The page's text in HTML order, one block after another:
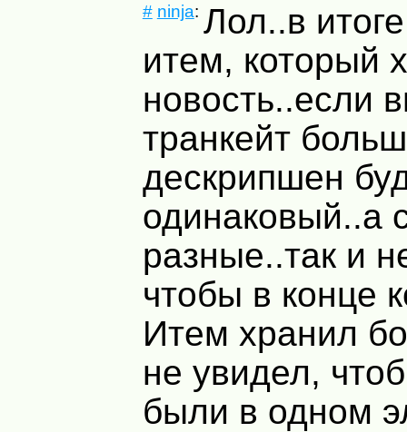
# ninja: Лол..в
итем, который
новость..если
транкейт
дескрипшен
одинаковый..а
разные..так и
чтобы в конце
Итем хранил
не увидел,
были в одном